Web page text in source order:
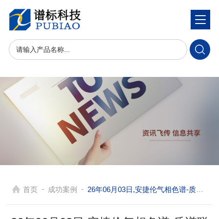
首页 - 成功案例 - 26年06月03日,安捷伦气相色谱-质谱联用仪在重庆是环境,食品及制药领域痕量有机物分析常用设备